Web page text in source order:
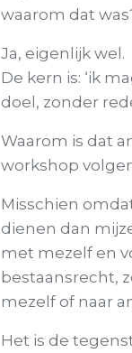
waarom dat
Ja, eigenlijk wel.
De kern is: ‘ik
doel, zonder
Waarom is dat
workshop
Misschien
dienen dan
met mezelf en
bestaansrecht,
mezelf of naar
Het is de